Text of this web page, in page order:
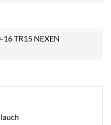
TR15 NEXEN